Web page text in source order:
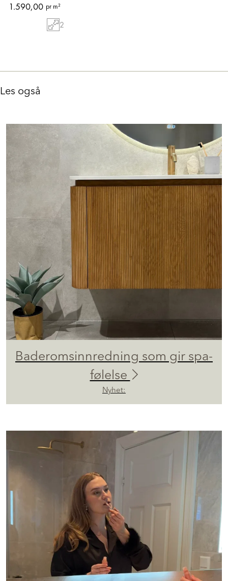
1.590,00 pr m²
2
Les også
Baderomsinnredning som gir spa-
følelse
Nyhet: